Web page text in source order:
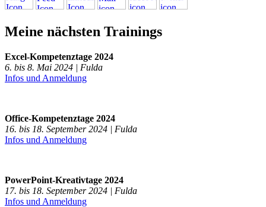
Meine nächsten Trainings
Excel-Kompetenztage 2024
6. bis 8. Mai 2024 | Fulda
Infos und Anmeldung
Office-Kompetenztage 2024
16. bis 18. September 2024 | Fulda
Infos und Anmeldung
PowerPoint-Kreativtage 2024
17. bis 18. September 2024 | Fulda
Infos und Anmeldung